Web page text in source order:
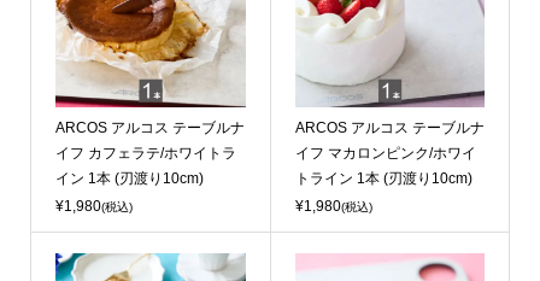
ARCOS アルコス テーブルナ
イフ カフェラテ/ホワイトラ
イン 1本 (刃渡り10cm)
¥1,980(税込)
ARCOS アルコス テーブルナ
イフ マカロンピンク/ホワイ
トライン 1本 (刃渡り10cm)
¥1,980(税込)